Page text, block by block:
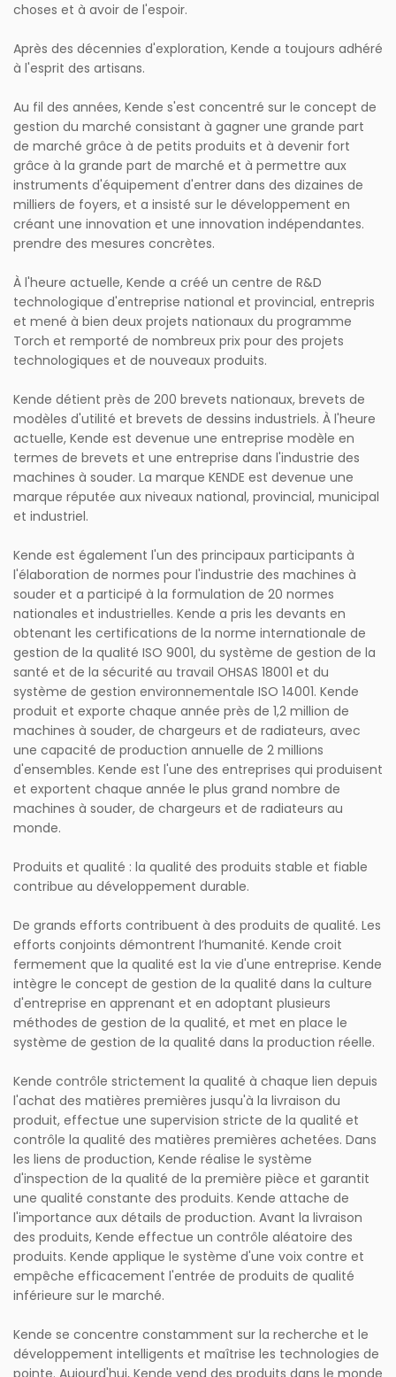
choses et à avoir de l'espoir.
Après des décennies d'exploration, Kende a toujours adhéré
à l'esprit des artisans.
Au fil des années, Kende s'est concentré sur le concept de
gestion du marché consistant à gagner une grande part
de marché grâce à de petits produits et à devenir fort
grâce à la grande part de marché et à permettre aux
instruments d'équipement d'entrer dans des dizaines de
milliers de foyers, et a insisté sur le développement en
créant une innovation et une innovation indépendantes.
prendre des mesures concrètes.
À l'heure actuelle, Kende a créé un centre de R&D
technologique d'entreprise national et provincial, entrepris
et mené à bien deux projets nationaux du programme
Torch et remporté de nombreux prix pour des projets
technologiques et de nouveaux produits.
Kende détient près de 200 brevets nationaux, brevets de
modèles d'utilité et brevets de dessins industriels. À l'heure
actuelle, Kende est devenue une entreprise modèle en
termes de brevets et une entreprise dans l'industrie des
machines à souder. La marque KENDE est devenue une
marque réputée aux niveaux national, provincial, municipal
et industriel.
Kende est également l'un des principaux participants à
l'élaboration de normes pour l'industrie des machines à
souder et a participé à la formulation de 20 normes
nationales et industrielles. Kende a pris les devants en
obtenant les certifications de la norme internationale de
gestion de la qualité ISO 9001, du système de gestion de la
santé et de la sécurité au travail OHSAS 18001 et du
système de gestion environnementale ISO 14001. Kende
produit et exporte chaque année près de 1,2 million de
machines à souder, de chargeurs et de radiateurs, avec
une capacité de production annuelle de 2 millions
d'ensembles. Kende est l'une des entreprises qui produisent
et exportent chaque année le plus grand nombre de
machines à souder, de chargeurs et de radiateurs au
monde.
Produits et qualité : la qualité des produits stable et fiable
contribue au développement durable.
De grands efforts contribuent à des produits de qualité. Les
efforts conjoints démontrent l’humanité. Kende croit
fermement que la qualité est la vie d'une entreprise. Kende
intègre le concept de gestion de la qualité dans la culture
d'entreprise en apprenant et en adoptant plusieurs
méthodes de gestion de la qualité, et met en place le
système de gestion de la qualité dans la production réelle.
Kende contrôle strictement la qualité à chaque lien depuis
l'achat des matières premières jusqu'à la livraison du
produit, effectue une supervision stricte de la qualité et
contrôle la qualité des matières premières achetées. Dans
les liens de production, Kende réalise le système
d'inspection de la qualité de la première pièce et garantit
une qualité constante des produits. Kende attache de
l'importance aux détails de production. Avant la livraison
des produits, Kende effectue un contrôle aléatoire des
produits. Kende applique le système d'une voix contre et
empêche efficacement l'entrée de produits de qualité
inférieure sur le marché.
Kende se concentre constamment sur la recherche et le
développement intelligents et maîtrise les technologies de
pointe. Aujourd'hui, Kende vend des produits dans le monde